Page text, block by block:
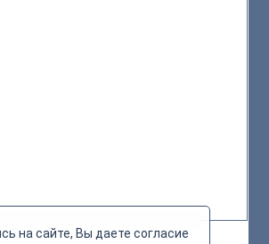
на сайте, Вы даете согласие